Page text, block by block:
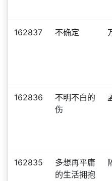
162837 不确定
162836
不明不白的
伤
162835
多想再平庸
的生活拥抱